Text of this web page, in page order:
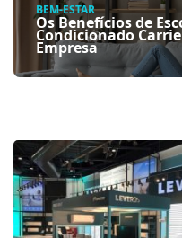
BEM-ESTAR
Os Benefícios de
Condicionado
Empresa